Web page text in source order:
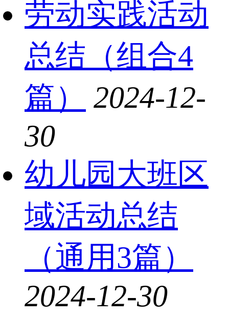
劳动实践活动
总结（组合4
篇）
2024-12-
30
幼儿园大班区
域活动总结
（通用3篇）
2024-12-30